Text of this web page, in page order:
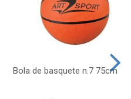
Bola de basquete n.7 75cm